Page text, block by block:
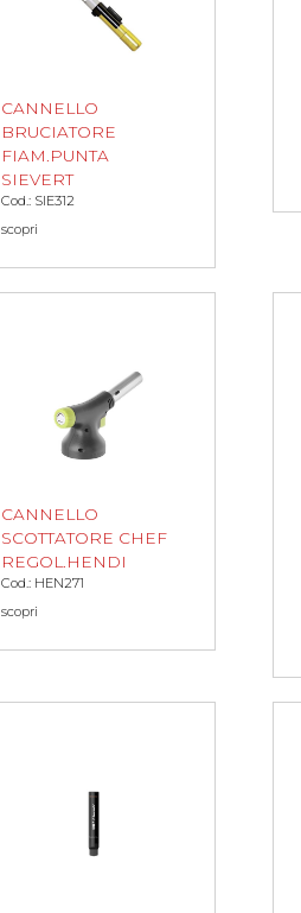
CANNELLO
BRUCIATORE
FIAM.PUNTA
SIEVERT
Cod.: SIE312
scopri
CANNELLO
SCOTTATORE CHEF
REGOL.HENDI
Cod.: HEN271
scopri